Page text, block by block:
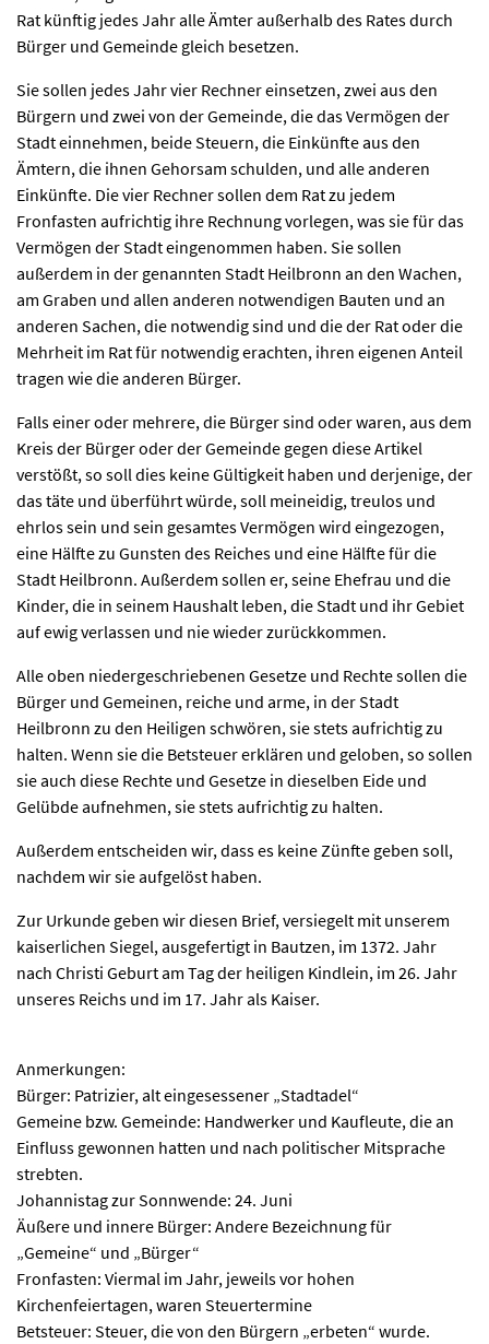
Rat künftig jedes Jahr alle Ämter außerhalb des Rates durch
Bürger und Gemeinde gleich besetzen.
Sie sollen jedes Jahr vier Rechner einsetzen, zwei aus den
Bürgern und zwei von der Gemeinde, die das Vermögen der
Stadt einnehmen, beide Steuern, die Einkünfte aus den
Ämtern, die ihnen Gehorsam schulden, und alle anderen
Einkünfte. Die vier Rechner sollen dem Rat zu jedem
Fronfasten aufrichtig ihre Rechnung vorlegen, was sie für das
Vermögen der Stadt eingenommen haben. Sie sollen
außerdem in der genannten Stadt Heilbronn an den Wachen,
am Graben und allen anderen notwendigen Bauten und an
anderen Sachen, die notwendig sind und die der Rat oder die
Mehrheit im Rat für notwendig erachten, ihren eigenen Anteil
tragen wie die anderen Bürger.
Falls einer oder mehrere, die Bürger sind oder waren, aus dem
Kreis der Bürger oder der Gemeinde gegen diese Artikel
verstößt, so soll dies keine Gültigkeit haben und derjenige, der
das täte und überführt würde, soll meineidig, treulos und
ehrlos sein und sein gesamtes Vermögen wird eingezogen,
eine Hälfte zu Gunsten des Reiches und eine Hälfte für die
Stadt Heilbronn. Außerdem sollen er, seine Ehefrau und die
Kinder, die in seinem Haushalt leben, die Stadt und ihr Gebiet
auf ewig verlassen und nie wieder zurückkommen.
Alle oben niedergeschriebenen Gesetze und Rechte sollen die
Bürger und Gemeinen, reiche und arme, in der Stadt
Heilbronn zu den Heiligen schwören, sie stets aufrichtig zu
halten. Wenn sie die Betsteuer erklären und geloben, so sollen
sie auch diese Rechte und Gesetze in dieselben Eide und
Gelübde aufnehmen, sie stets aufrichtig zu halten.
Außerdem entscheiden wir, dass es keine Zünfte geben soll,
nachdem wir sie aufgelöst haben.
Zur Urkunde geben wir diesen Brief, versiegelt mit unserem
kaiserlichen Siegel, ausgefertigt in Bautzen, im 1372. Jahr
nach Christi Geburt am Tag der heiligen Kindlein, im 26. Jahr
unseres Reichs und im 17. Jahr als Kaiser.
Anmerkungen:
Bürger: Patrizier, alt eingesessener „Stadtadel“
Gemeine bzw. Gemeinde: Handwerker und Kaufleute, die an
Einfluss gewonnen hatten und nach politischer Mitsprache
strebten.
Johannistag zur Sonnwende: 24. Juni
Äußere und innere Bürger: Andere Bezeichnung für
„Gemeine“ und „Bürger“
Fronfasten: Viermal im Jahr, jeweils vor hohen
Kirchenfeiertagen, waren Steuertermine
Betsteuer: Steuer, die von den Bürgern „erbeten“ wurde.